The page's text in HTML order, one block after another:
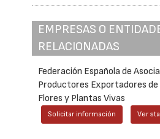
EMPRESAS O
RELACIONADAS
Federación Española de
Productores Exportadores
Flores y Plantas Vivas
Solicitar información Ver